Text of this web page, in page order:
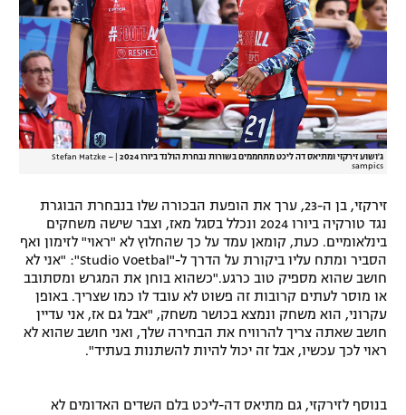
המגזין
ג'ושוע זירקזי ומתיאס דה ליכט מתחממים בשורות נבחרת הולנד ביורו 2024
Stefan Matzke –
sampics
זירקזי, בן ה-23, ערך את הופעת הבכורה שלו בנבחרת הבוגרת
נגד טורקיה ביורו 2024 ונכלל בסגל מאז, וצבר שישה משחקים
בינלאומיים. כעת, קומאן עמד על כך שהחלוץ לא "ראוי" לזימון ואף
הסביר ומתח עליו ביקורת על הדרך ל-"Studio Voetbal": "אני לא
חושב שהוא מספיק טוב כרגע."כשהוא בוחן את המגרש ומסתובב
או מוסר לעתים קרובות זה פשוט לא עובד לו כמו שצריך. באופן
עקרוני, הוא משחק ונמצא בכושר משחק, "אבל גם אז, אני עדיין
חושב שאתה צריך להרוויח את הבחירה שלך, ואני חושב שהוא לא
ראוי לכך עכשיו, אבל זה יכול להיות להשתנות בעתיד".
בנוסף לזירקזי, גם מתיאס דה-ליכט בלם השדים האדומים לא